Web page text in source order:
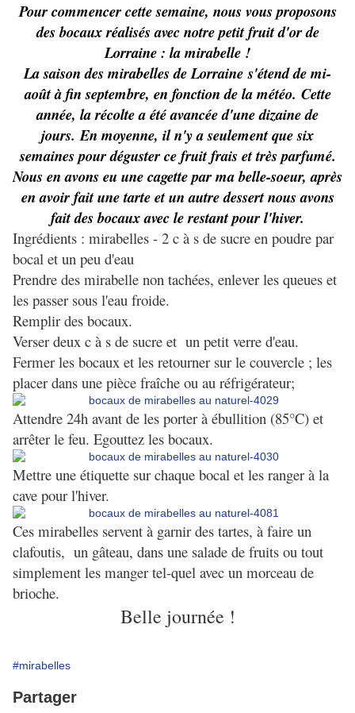
Pour commencer cette semaine, nous vous proposons
des bocaux réalisés avec notre petit fruit d'or de
Lorraine : la mirabelle !
La saison des mirabelles de Lorraine s'étend de mi-
août à fin septembre, en fonction de la météo. Cette
année, la récolte a été avancée d'une dizaine de
jours. En moyenne, il n'y a seulement que six
semaines pour déguster ce fruit frais et très parfumé.
Nous en avons eu une cagette par ma belle-soeur, après
en avoir fait une tarte et un autre dessert nous avons
fait des bocaux avec le restant pour l'hiver.
Ingrédients : mirabelles - 2 c à s de sucre en poudre par
bocal et un peu d'eau
Prendre des mirabelle non tachées, enlever les queues et
les passer sous l'eau froide.
Remplir des bocaux.
Verser deux c à s de sucre et un petit verre d'eau.
Fermer les bocaux et les retourner sur le couvercle ; les
placer dans une pièce fraîche ou au réfrigérateur;
Attendre 24h avant de les porter à ébullition (85°C) et
arrêter le feu. Egouttez les bocaux.
Mettre une étiquette sur chaque bocal et les ranger à la
cave pour l'hiver.
Ces mirabelles servent à garnir des tartes, à faire un
clafoutis, un gâteau, dans une salade de fruits ou tout
simplement les manger tel-quel avec un morceau de
brioche.
Belle journée !
#mirabelles
Partager